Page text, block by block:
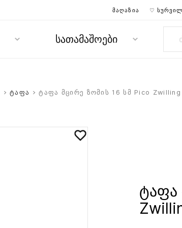
ᲛᲐᲦᲐᲖᲘᲐ ♡
სათამაშოები
>ტაფა > ტაფა მცირე ზომის 16 სმ Pico Zwilling
ტაფა